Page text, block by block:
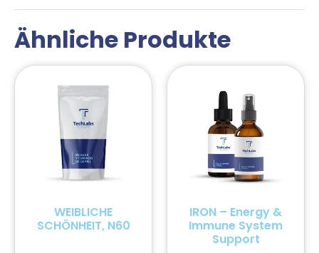
Ähnliche Produkte
WEIBLICHE
SCHÖNHEIT, N60
IRON – Energy &
Immune System
Support